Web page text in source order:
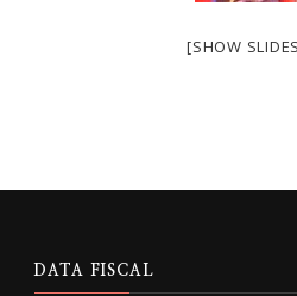
[SHOW
DATA FISCAL